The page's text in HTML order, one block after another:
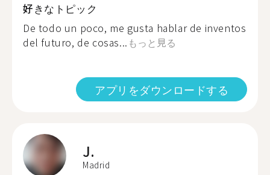
好きなトピック
De todo un poco, me gusta hablar de inventos
del futuro, de cosas... もっと見る
アプリをダウンロードする
J.
Madrid